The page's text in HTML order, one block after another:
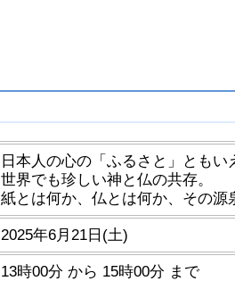
日本人の心の「ふるさと」ともい
世界でも珍しい神と仏の共存。
紙とは何か、仏とは何か、その源
2025年6月21日(土)
13時00分 から 15時00分 まで